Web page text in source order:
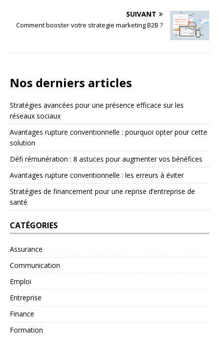
SUIVANT
Comment booster votre strategie marketing B2B ?
Nos derniers articles
Stratégies avancées pour une présence efficace sur les
réseaux sociaux
Avantages rupture conventionnelle : pourquoi opter pour cette
solution
Défi rémunération : 8 astuces pour augmenter vos bénéfices
Avantages rupture conventionnelle : les erreurs à éviter
Stratégies de financement pour une reprise d’entreprise de
santé
CATÉGORIES
Assurance
Communication
Emploi
Entreprise
Finance
Formation